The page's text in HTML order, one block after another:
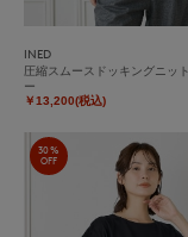
INED
圧縮スムースドッキングニッ
ー
￥13,200(税込)
30%
OFF